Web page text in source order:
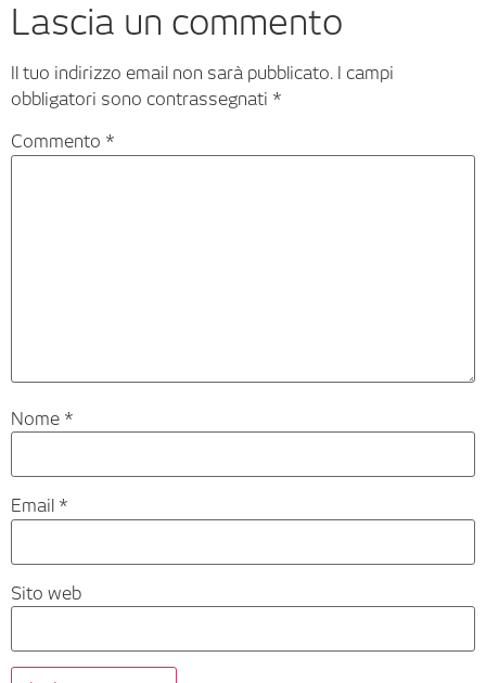
Lascia un commento
Il tuo indirizzo email non sarà pubblicato.
I campi
obbligatori sono contrassegnati *
Commento *
Nome *
Email *
Sito web